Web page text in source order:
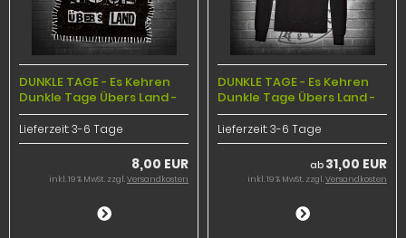
DUNKLE TAGE - Es Kehren
Dunkle Tage Übers Land -
Backpatch
Lieferzeit:3-6 Tage
8,00 EUR
inkl. 19 % MwSt. zzgl.Versandkosten
DUNKLE TAGE - Es Kehren
Dunkle Tage Übers Land -
Hoodie
Lieferzeit:3-6 Tage
ab 31,00 EUR
inkl. 19 % MwSt. zzgl.Versandkosten